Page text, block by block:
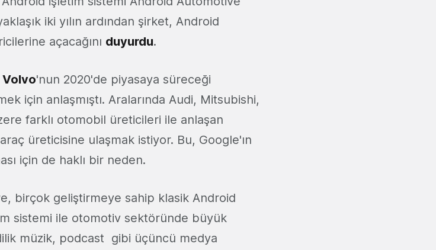
iki yılın ardından şirket, Android
açacağını duyurdu.
Volvo'nun 2020'de piyasaya süreceği
için anlaşmıştı. Aralarında Audi, Mitsubishi,
farklı otomobil üreticileri ile anlaşan
üreticisine ulaşmak istiyor. Bu, Google'ın
için de haklı bir neden.
birçok geliştirmeye sahip klasik Android
sistemi ile otomotiv sektöründe büyük
müzik, podcast gibi üçüncü medya